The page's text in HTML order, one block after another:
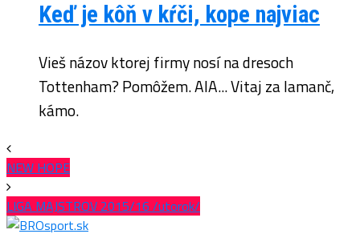
Keď je kôň v kŕči, kope najviac
Vieš názov ktorej firmy nosí na dresoch
Tottenham? Pomôžem. AIA... Vitaj za lamanč,
kámo.
NEW HOPE
LIGA MAJSTROV 2015/16 /utorok/